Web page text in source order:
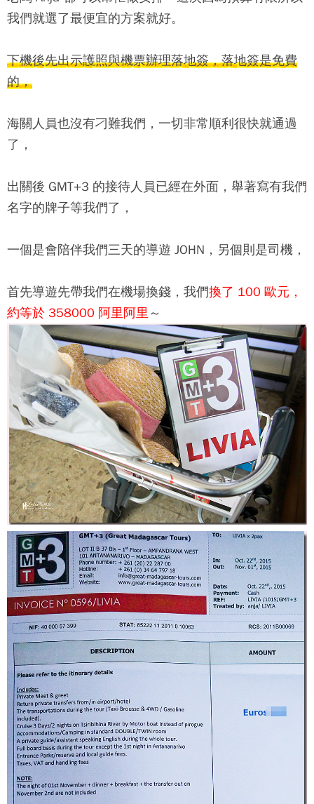
我們就選了最便宜的方案就好。
下機後先出示護照與機票辦理落地簽，落地簽是免費
的，
海關人員也沒有刁難我們，一切非常順利很快就通過
了，
出關後 GMT+3 的接待人員已經在外面，舉著寫有我們
名字的牌子等我們了，
一個是會陪伴我們三天的導遊 JOHN，另個則是司機，
首先導遊先帶我們在機場換錢，我們換了 100 歐元，
約等於 358000 阿里阿里 ～